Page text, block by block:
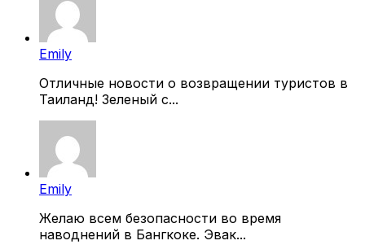
Emily
Отличные новости о возвращении туристов в
Таиланд! Зеленый с...
Emily
Желаю всем безопасности во время
наводнений в Бангкоке. Эвак...